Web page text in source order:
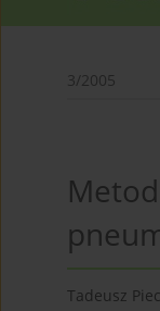
3/2005
Tadeusz